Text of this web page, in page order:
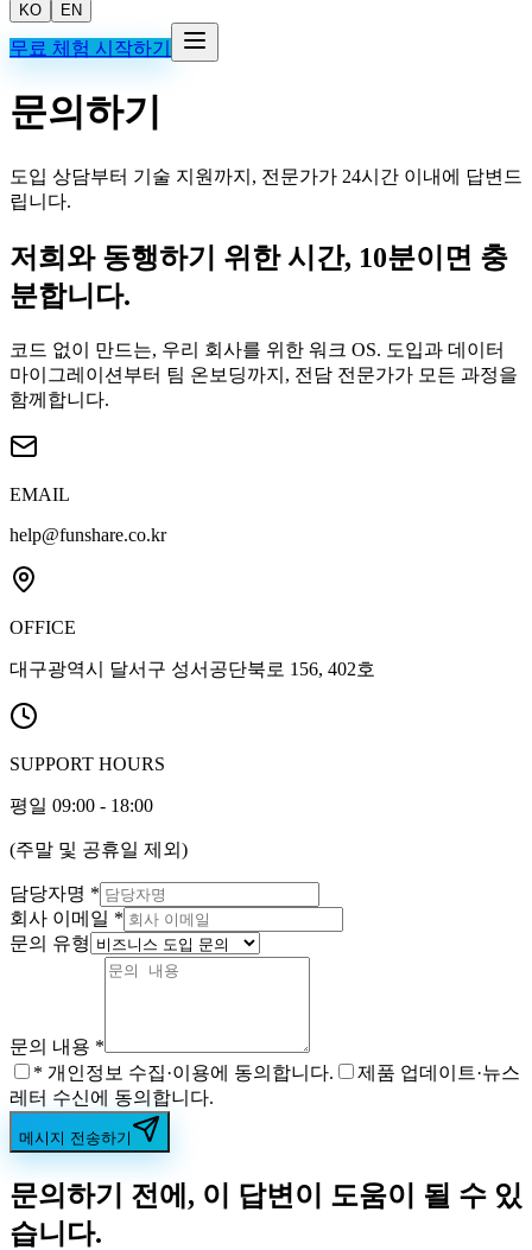
KO EN
무료 체험 시작하기
문의하기
도입 상담부터 기술 지원까지, 전문가가 24시간 이내에 답변드
립니다.
저희와 동행하기 위한 시간, 10분이면 충
분합니다.
코드 없이 만드는, 우리 회사를 위한 워크 OS. 도입과 데이터
마이그레이션부터 팀 온보딩까지, 전담 전문가가 모든 과정을
함께합니다.
EMAIL
help@funshare.co.kr
OFFICE
대구광역시 달서구 성서공단북로 156, 402호
SUPPORT HOURS
평일 09:00 - 18:00
(주말 및 공휴일 제외)
담당자명 *
회사 이메일 *
문의 유형
문의 내용 *
* 개인정보 수집·이용에 동의합니다.
제품 업데이트·뉴스
레터 수신에 동의합니다.
메시지 전송하기
문의하기 전에, 이 답변이 도움이 될 수 있
습니다.